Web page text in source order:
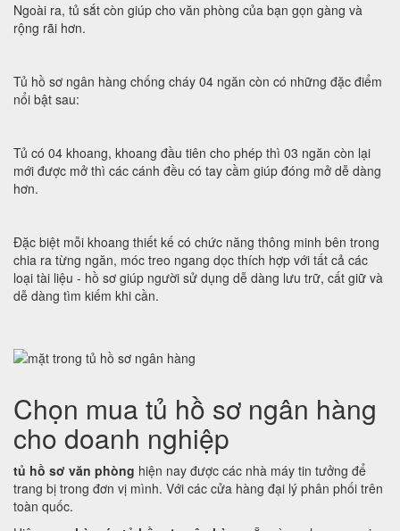
Ngoài ra, tủ sắt còn giúp cho văn phòng của bạn gọn gàng và
rộng rãi hơn.
Tủ hồ sơ ngân hàng chống cháy 04 ngăn còn có những đặc điểm
nổi bật sau:
Tủ có 04 khoang, khoang đầu tiên cho phép thì 03 ngăn còn lại
mới được mở thì các cánh đều có tay cầm giúp đóng mở dễ dàng
hơn.
Đặc biệt mỗi khoang thiết kế có chức năng thông minh bên trong
chia ra từng ngăn, móc treo ngang dọc thích hợp với tất cả các
loại tài liệu - hồ sơ giúp người sử dụng dễ dàng lưu trữ, cất giữ và
dễ dàng tìm kiếm khi cần.
Chọn mua tủ hồ sơ ngân hàng
cho doanh nghiệp
tủ hồ sơ văn phòng hiện nay được các nhà máy tin tưởng để
trang bị trong đơn vị mình. Với các cửa hàng đại lý phân phối trên
toàn quốc.